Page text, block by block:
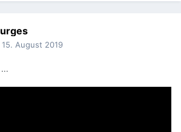
15. August 2019